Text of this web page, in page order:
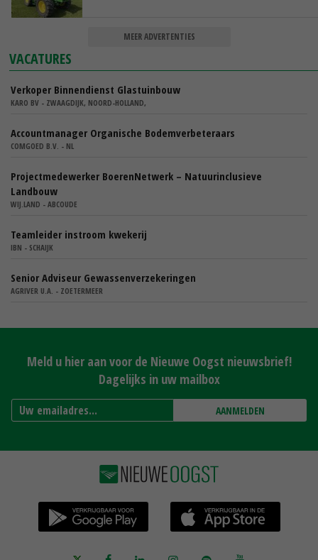
MEER ADVERTENTIES
VACATURES
Verkoper Binnendienst Glastuinbouw
KARO BV - ZWAAGDIJK, NOORD-HOLLAND,
Accountmanager Organische Bodemverbeteraars
COMGOED B.V. - NL
Projectmedewerker BoerenNetwerk – Natuurinclusieve
Landbouw
WIJ.LAND - ABCOUDE
Teamleider instroom kwekerij
IBN - SCHAIJK
Senior Adviseur Gewassenverzekeringen
AGRIVER U.A. - ZOETERMEER
Meld u hier aan voor de Nieuwe Oogst nieuwsbrief!
Dagelijks in uw mailbox
AANMELDEN